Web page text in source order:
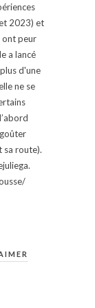
2023) et
ont peur
a lancé
d'une
ne se
sa route).